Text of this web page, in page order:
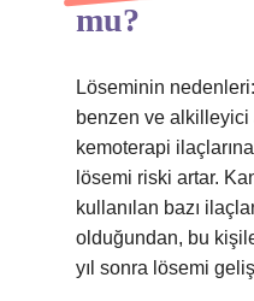
mu?
Löseminin
benzen ve alkilleyici
kemoterapi
lösemi riski artar.
kullanılan bazı
olduğundan, bu
yıl sonra lösemi